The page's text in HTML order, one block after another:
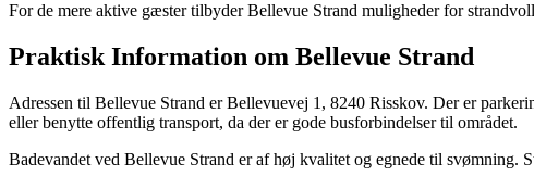
For de mere aktive gæster tilbyder Bellevue Strand muligheder for
Praktisk Information om Bellevue Strand
Adressen til Bellevue Strand er Bellevuevej 1, 8240 Risskov. Der er
eller benytte offentlig transport, da der er gode busforbindelser til området.
Badevandet ved Bellevue Strand er af høj kvalitet og egnede til svømning.